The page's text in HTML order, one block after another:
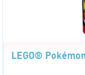
LEGO®